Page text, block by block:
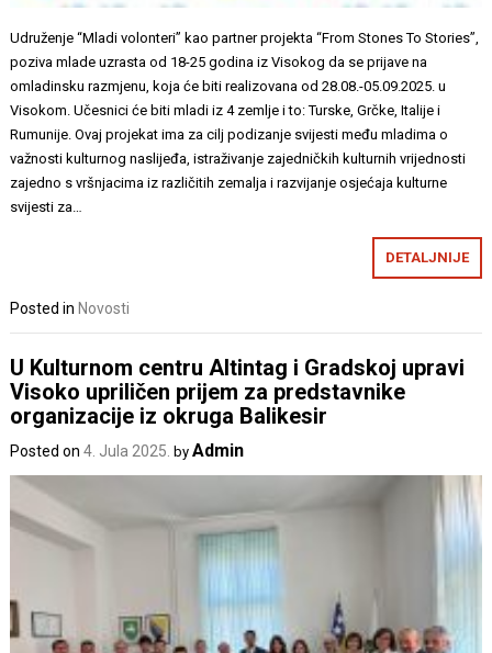
Udruženje “Mladi volonteri” kao partner projekta “From Stones To Stories”,
poziva mlade uzrasta od 18-25 godina iz Visokog da se prijave na
omladinsku razmjenu, koja će biti realizovana od 28.08.-05.09.2025. u
Visokom. Učesnici će biti mladi iz 4 zemlje i to: Turske, Grčke, Italije i
Rumunije. Ovaj projekat ima za cilj podizanje svijesti među mladima o
važnosti kulturnog naslijeđa, istraživanje zajedničkih kulturnih vrijednosti
zajedno s vršnjacima iz različitih zemalja i razvijanje osjećaja kulturne
svijesti za…
DETALJNIJE
Posted in Novosti
U Kulturnom centru Altintag i Gradskoj upravi
Visoko upriličen prijem za predstavnike
organizacije iz okruga Balikesir
Posted on4. Jula 2025. byAdmin